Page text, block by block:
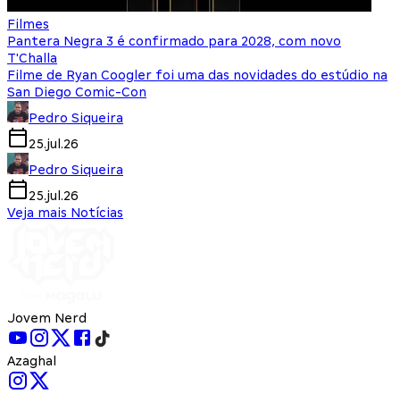
Filmes
Pantera Negra 3 é confirmado para 2028, com novo
T'Challa
Filme de Ryan Coogler foi uma das novidades do estúdio na
San Diego Comic-Con
Pedro Siqueira
25.jul.26
Pedro Siqueira
25.jul.26
Veja mais Notícias
Jovem Nerd
Azaghal